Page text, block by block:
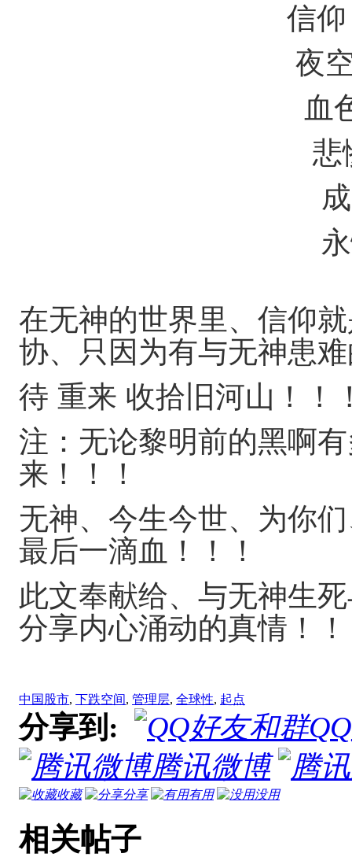
信仰 最终
夜空之中的
血色 妖
悲惨 而
成为 时光
永恒
在无神的世界里、信仰
协、只因为有与无神患
待 重来 收拾旧河山！！
注：无论黎明前的黑啊
来！！！
无神、今生今世、为你
最后一滴血！！！
此文奉献给、与无神生
分享内心涌动的真情！！
中国股市, 下跌空间, 管理层, 全球性, 起点
分享到:
腾讯微博
收藏 分享 有用 没用
相关帖子